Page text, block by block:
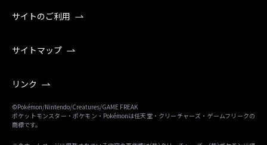
サイトのご利用
サイトマップ
リンク
©Pokémon/Nintendo/Creatures/GAME FREAK
ポケットモンスター・ポケモン・Pokémonは任天堂・クリーチャーズ・ゲームフリークの
商標です。